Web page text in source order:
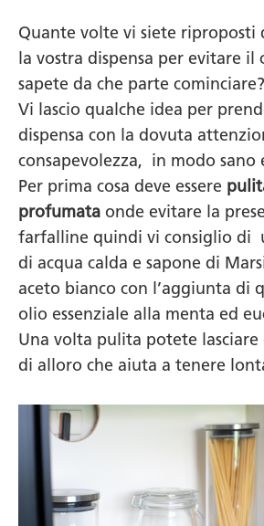
Quante volte vi siete riproposti
la vostra dispensa per evitare il
sapete da che parte
Vi lascio qualche idea per
dispensa con la dovuta
consapevolezza, in modo sano
Per prima cosa deve essere
profumata onde evitare la
farfalline quindi vi consiglio di
di acqua calda e sapone di
aceto bianco con l’aggiunta di
olio essenziale alla menta ed
Una volta pulita potete
di alloro che aiuta a tenere